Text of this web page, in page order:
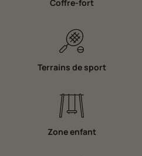
Coffre-fort
Terrains de sport
Zone enfant